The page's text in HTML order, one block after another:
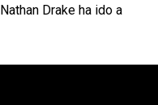
Drake ha ido a